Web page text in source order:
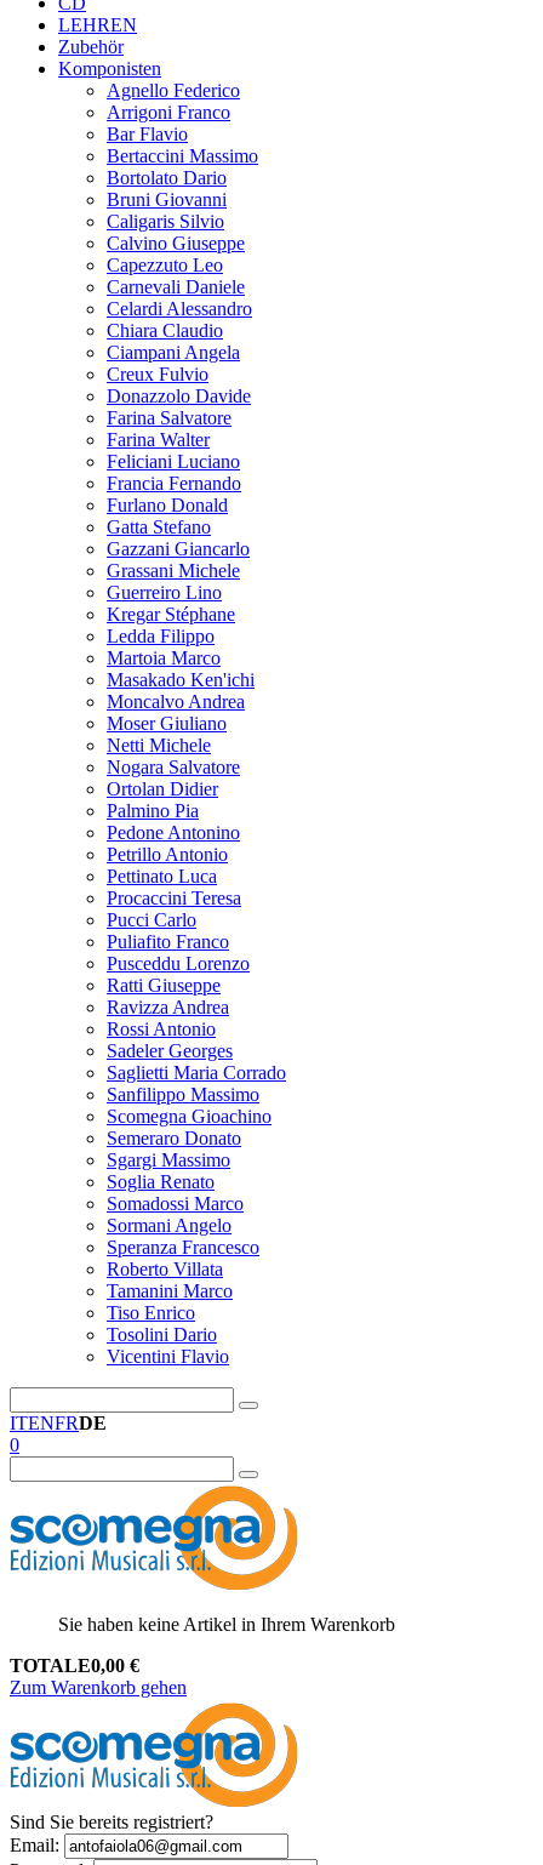
LEHREN
Zubehör
Komponisten
Agnello Federico
Arrigoni Franco
Bar Flavio
Bertaccini Massimo
Bortolato Dario
Bruni Giovanni
Caligaris Silvio
Calvino Giuseppe
Capezzuto Leo
Carnevali Daniele
Celardi Alessandro
Chiara Claudio
Ciampani Angela
Creux Fulvio
Donazzolo Davide
Farina Salvatore
Farina Walter
Feliciani Luciano
Francia Fernando
Furlano Donald
Gatta Stefano
Gazzani Giancarlo
Grassani Michele
Guerreiro Lino
Kregar Stéphane
Ledda Filippo
Martoia Marco
Masakado Ken'ichi
Moncalvo Andrea
Moser Giuliano
Netti Michele
Nogara Salvatore
Ortolan Didier
Palmino Pia
Pedone Antonino
Petrillo Antonio
Pettinato Luca
Procaccini Teresa
Pucci Carlo
Puliafito Franco
Pusceddu Lorenzo
Ratti Giuseppe
Ravizza Andrea
Rossi Antonio
Sadeler Georges
Saglietti Maria Corrado
Sanfilippo Massimo
Scomegna Gioachino
Semeraro Donato
Sgargi Massimo
Soglia Renato
Somadossi Marco
Sormani Angelo
Speranza Francesco
Roberto Villata
Tamanini Marco
Tiso Enrico
Tosolini Dario
Vicentini Flavio
ITENFRDE
0
Sie haben keine Artikel in Ihrem Warenkorb
TOTALE0,00 €
Zum Warenkorb gehen
Sind Sie bereits registriert?
Email: